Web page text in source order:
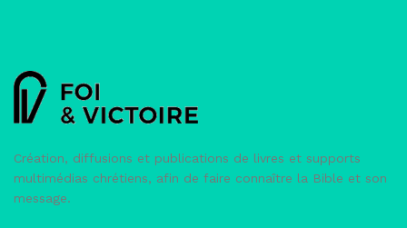
Création, diffusions et publications de livres et supports
multimédias chrétiens, afin de faire connaître la Bible et son
message.